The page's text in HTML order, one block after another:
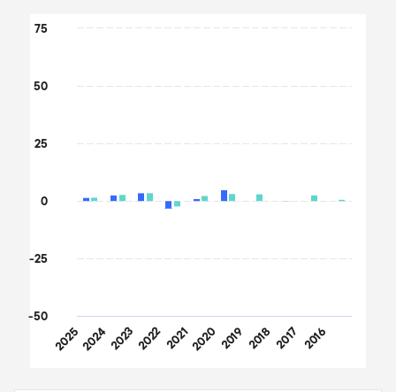
Chart
The chart has 1 X axis displaying categories.
202520242023202220212020 2019 2018 2017 2016
-50
-25
0
25
50
75